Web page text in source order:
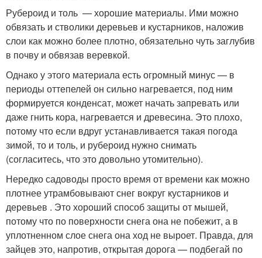
Рубероид и толь — хорошие материалы. Ими можно
обвязать и стволики деревьев и кустарников, наложив
слои как можно более плотно, обязательно чуть заглубив
в почву и обвязав веревкой.
Однако у этого материала есть огромный минус — в
периоды оттепелей он сильно нагревается, под ним
формируется конденсат, может начать запревать или
даже гнить кора, нагревается и древесина. Это плохо,
потому что если вдруг устанавливается такая погода
зимой, то и толь, и рубероид нужно снимать
(согласитесь, что это довольно утомительно).
Нередко садоводы просто время от времени как можно
плотнее утрамбовывают снег вокруг кустарников и
деревьев . Это хороший способ защиты от мышей,
потому что по поверхности снега она не побежит, а в
уплотненном слое снега она ход не выроет. Правда, для
зайцев это, напротив, открытая дорога — подбегай по